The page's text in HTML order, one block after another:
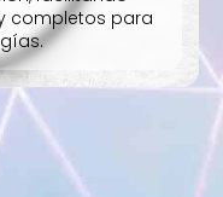
completos para